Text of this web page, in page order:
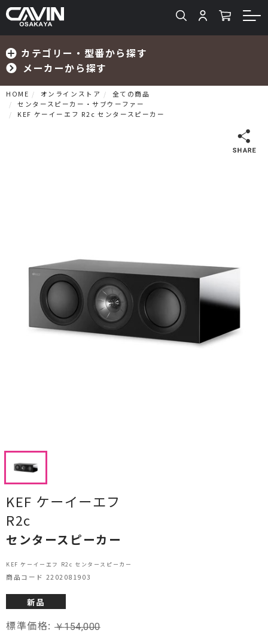
カテゴリー・型番から探す
メーカーから探す
検索
CDプレーヤー・レシーバー
ネットワークプレーヤー・D/Aコンバーター
レコードプレーヤー
オーディオその他
AVアンプ
ＴＶ・レコーダー・プレーヤー
サウンドバー・アンプ内蔵型スピーカー
センタースピーカー・サブウーファー
HOME オンラインストア
全ての商品
センタースピーカー・サブウーファー
KEF ケーイーエフ R2c センタースピーカー
KEF ケーイーエフ
R2c
センタースピーカー
KEF ケーイーエフ R2c センタースピーカー
商品コード 2202081903
新品
標準価格: ￥154,000